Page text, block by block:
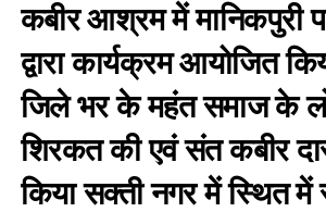
कबीर आश्रम में मानिकपुरी
द्वारा कार्यक्रम आयोजित
जिले भर के महंत समाज के
शिरकत की एवं संत कबीर
किया सक्ती नगर में स्थित में